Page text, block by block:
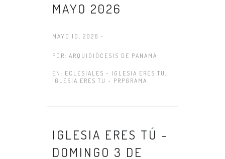
MAYO 2026
MAYO 10, 2026 -
POR: ARQUIDIÓCESIS DE PANAMÁ
EN: ECLESIALES - IGLESIA ERES TU ,
IGLESIA ERES TU - PRPGRAMA
IGLESIA ERES TÚ –
DOMINGO 3 DE